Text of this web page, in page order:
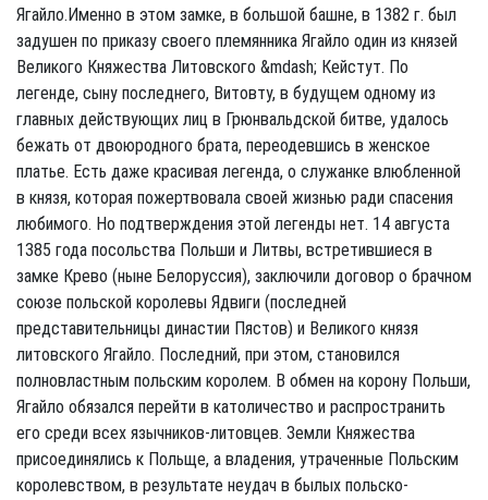
Ягайло.Именно в этом замке, в большой башне, в 1382 г. был
задушен по приказу своего племянника Ягайло один из князей
Великого Княжества Литовского &mdash; Кейстут. По
легенде, сыну последнего, Витовту, в будущем одному из
главных действующих лиц в Грюнвальдской битве, удалось
бежать от двоюродного брата, переодевшись в женское
платье. Есть даже красивая легенда, о служанке влюбленной
в князя, которая пожертвовала своей жизнью ради спасения
любимого. Но подтверждения этой легенды нет. 14 августа
1385 года посольства Польши и Литвы, встретившиеся в
замке Крево (ныне Белоруссия), заключили договор о брачном
союзе польской королевы Ядвиги (последней
представительницы династии Пястов) и Великого князя
литовского Ягайло. Последний, при этом, становился
полновластным польским королем. В обмен на корону Польши,
Ягайло обязался перейти в католичество и распространить
его среди всех язычников-литовцев. Земли Княжества
присоединялись к Польще, а владения, утраченные Польским
королевством, в результате неудач в былых польско-